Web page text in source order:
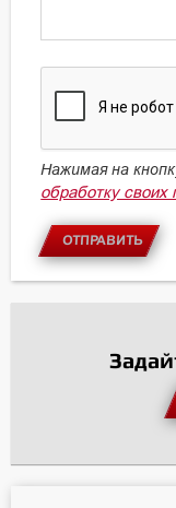
Нажимая на
обработку
ОТПРАВИТЬ